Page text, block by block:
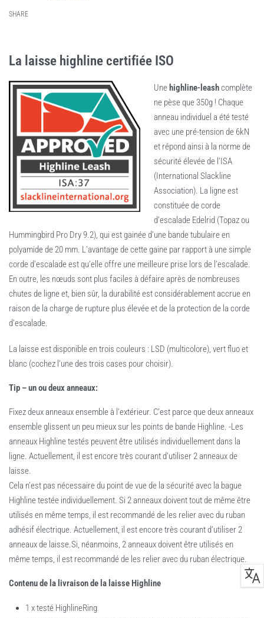
SHARE
La laisse highline certifiée ISO
Une highline-leashcomplète
ne pèse que 350g ! Chaque
anneau individuel a été testé
avec une pré-tension de 6kN
et répond ainsi à la norme de
sécurité élevée de l’ISA
(International Slackline
Association). La ligne est
constituée de corde
d’escalade Edelrid (Topaz ou
Hummingbird Pro Dry 9.2), qui est gainée d’une bande tubulaire en
polyamide de 20 mm. L’avantage de cette gaine par rapport à une simple
corde d’escalade est qu’elle offre une meilleure prise lors de l’escalade.
En outre, les nœuds sont plus faciles à défaire après de nombreuses
chutes de ligne et, bien sûr, la durabilité est considérablement accrue en
raison de la charge de rupture plus élevée et de la protection de la corde
d’escalade.
La laisse est disponible en trois couleurs : LSD (multicolore), vert fluo et
blanc (cochez l’une des trois cases pour choisir).
Tip – un ou deux anneaux:
Fixez deux anneaux ensemble à l’extérieur. C’est parce que deux anneaux
ensemble glissent un peu mieux sur les points de bande Highline. -Les
anneaux Highline testés peuvent être utilisés individuellement dans la
ligne. Actuellement, il est encore très courant d’utiliser 2 anneaux de
laisse.
Cela n’est pas nécessaire du point de vue de la sécurité avec la bague
Highline testée individuellement. Si 2 anneaux doivent tout de même être
utilisés en même temps, il est recommandé de les relier avec du ruban
adhésif électrique. Actuellement, il est encore très courant d’utiliser 2
anneaux de laisse.Si, néanmoins, 2 anneaux doivent être utilisés en
même temps, il est recommandé de les relier avec du ruban électrique.
Contenu de la livraison de la laisse Highline
1 x testé HighlineRing